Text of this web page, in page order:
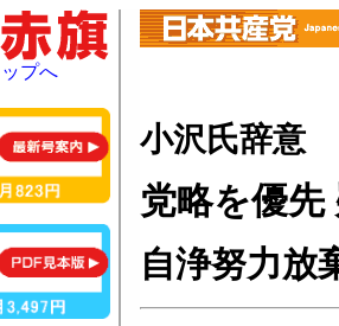
小沢氏辞意
党略を優先
自浄努力放
プへ